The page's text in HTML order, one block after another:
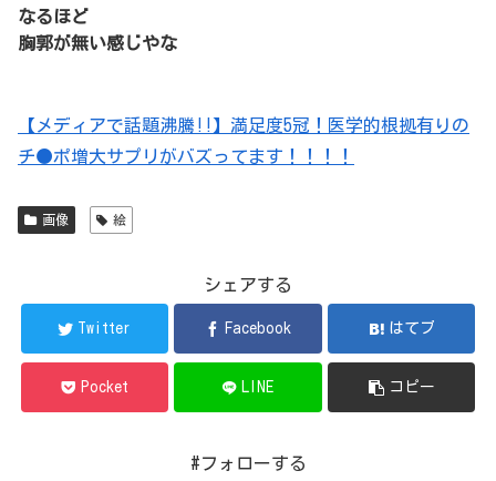
なるほど
胸郭が無い感じやな
【メディアで話題沸騰!!】満足度5冠！医学的根拠有りの
チ●ポ増大サプリがバズってます！！！！
画像 絵
シェアする
Twitter Facebook はてブ
Pocket LINE コピー
#フォローする